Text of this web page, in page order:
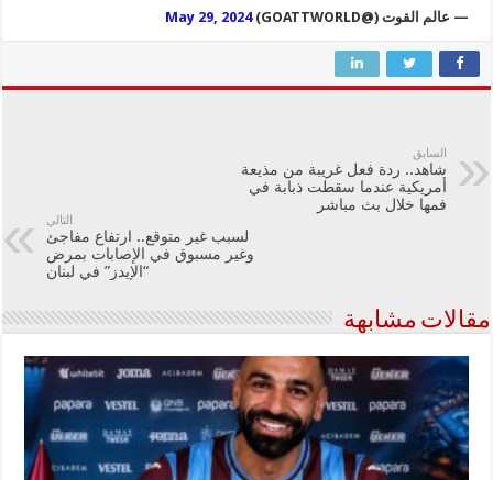
— عالم القوت (@GOATTWORLD) May 29, 2024
السابق
شاهد.. ردة فعل غريبة من مذيعة
أمريكية عندما سقطت ذبابة في
فمها خلال بث مباشر
التالي
لسبب غير متوقع.. ارتفاع مفاجئ
وغير مسبوق في الإصابات بمرض
“الإيدز” في لبنان
مقالات مشابهة